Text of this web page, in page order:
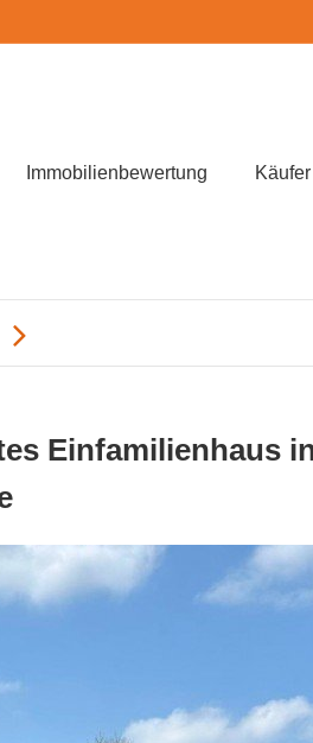
Immobilienbewertung Käufer
Einfamilienhaus